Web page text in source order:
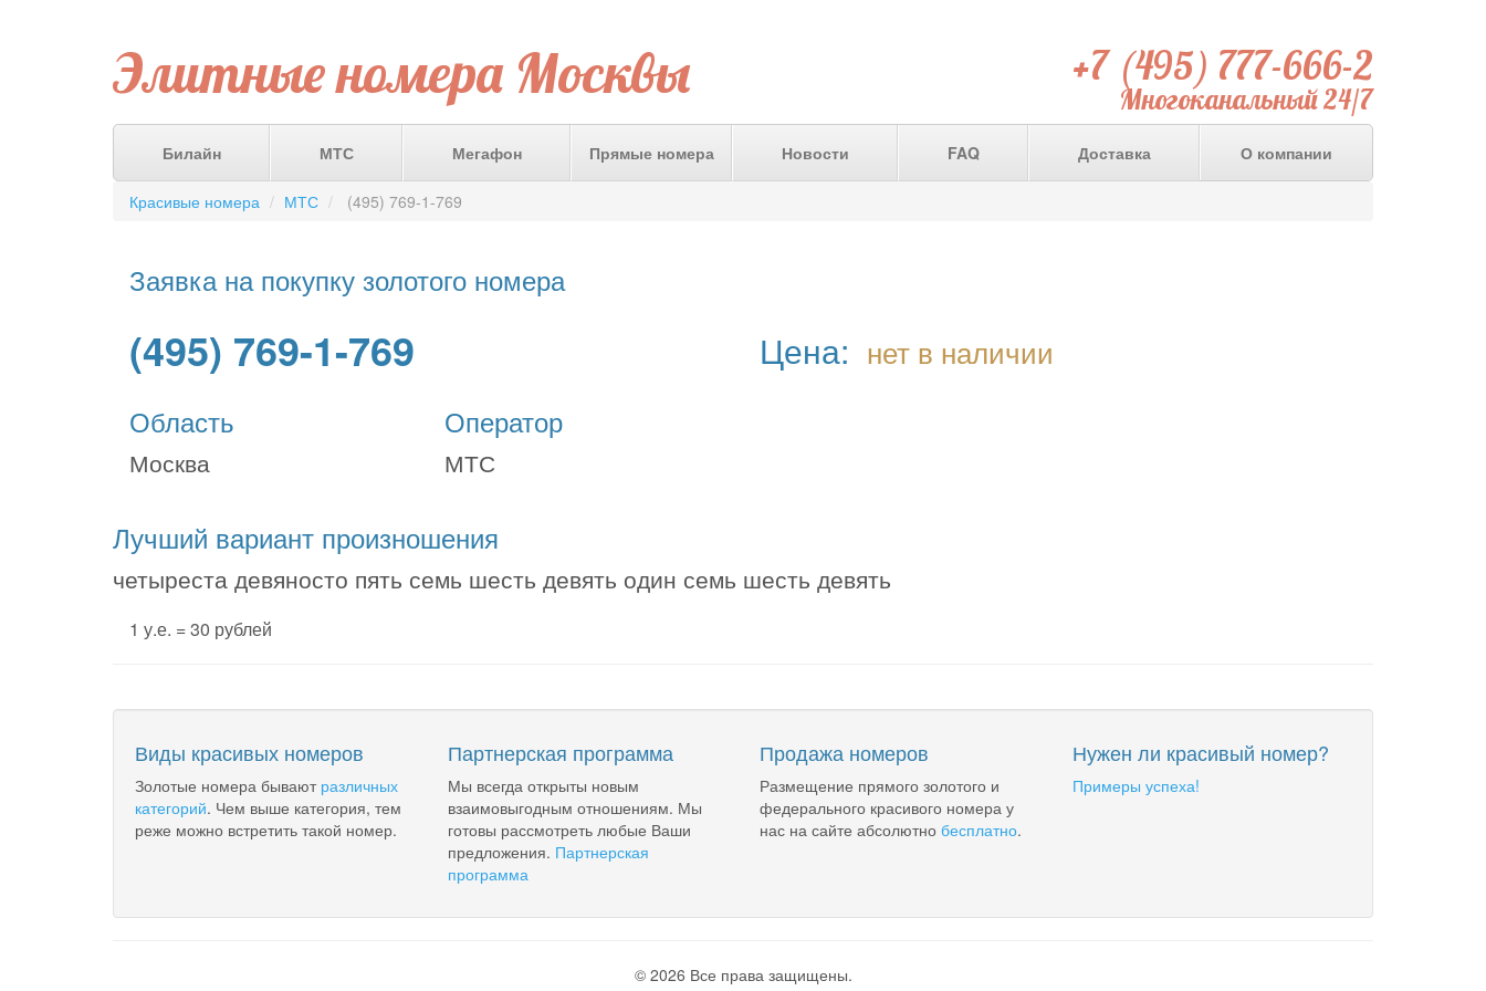
Элитные номера Москвы +7 (495) 777-666-2
Многоканальный 24/7
Билайн МТС Мегафон Прямые номера Новости FAQ Доставка О компании
Красивые номера МТС (495) 769-1-769
Заявка на покупку золотого номера
(495) 769-1-769 Цена: нет в наличии
Область
Москва
Оператор
МТС
Лучший вариант произношения
четыреста девяносто пять семь шесть девять один семь шесть девять
1 у.е. = 30 рублей
Виды красивых номеров
Золотые номера бывают различных
категорий. Чем выше категория, тем
реже можно встретить такой номер.
Партнерская программа
Мы всегда открыты новым
взаимовыгодным отношениям. Мы
готовы рассмотреть любые Ваши
предложения. Партнерская
программа
Продажа номеров
Размещение прямого золотого и
федерального красивого номера у
нас на сайте абсолютно бесплатно.
Нужен ли красивый номер?
Примеры успеха!
© 2026 Все права защищены.